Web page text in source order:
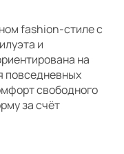
fashion-стиле с
и
на
повседневных
свободного
за счёт